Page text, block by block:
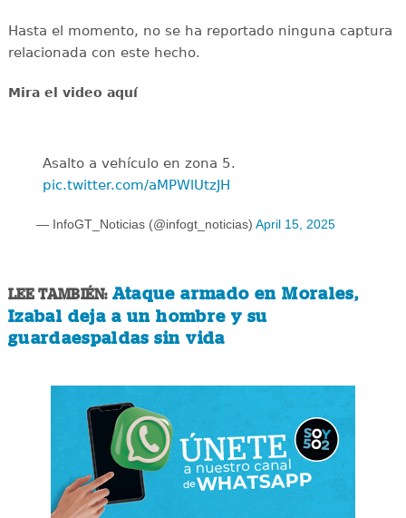
Hasta el momento, no se ha reportado ninguna captura
relacionada con este hecho.
Mira el video aquí
Asalto a vehículo en zona 5.
pic.twitter.com/aMPWlUtzJH
— InfoGT_Noticias (@infogt_noticias) April 15, 2025
LEE TAMBIÉN: Ataque armado en Morales,
Izabal deja a un hombre y su
guardaespaldas sin vida